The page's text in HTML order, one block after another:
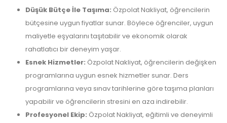
Düşük Bütçe İle Taşıma: Özpolat Nakliyat, öğrencilerin
bütçesine uygun fiyatlar sunar. Böylece öğrenciler, uygun
maliyetle eşyalarını taşıtabilir ve ekonomik olarak
rahatlatıcı bir deneyim yaşar.
Esnek Hizmetler: Özpolat Nakliyat, öğrencilerin değişken
programlarına uygun esnek hizmetler sunar. Ders
programlarına veya sınav tarihlerine göre taşıma planları
yapabilir ve öğrencilerin stresini en aza indirebilir.
Profesyonel Ekip: Özpolat Nakliyat, eğitimli ve deneyimli